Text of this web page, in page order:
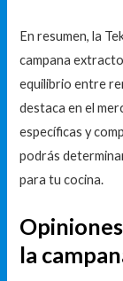
En resumen, la
campana
equilibrio entre
destaca en el
específicas y
podrás
para tu cocina.
la